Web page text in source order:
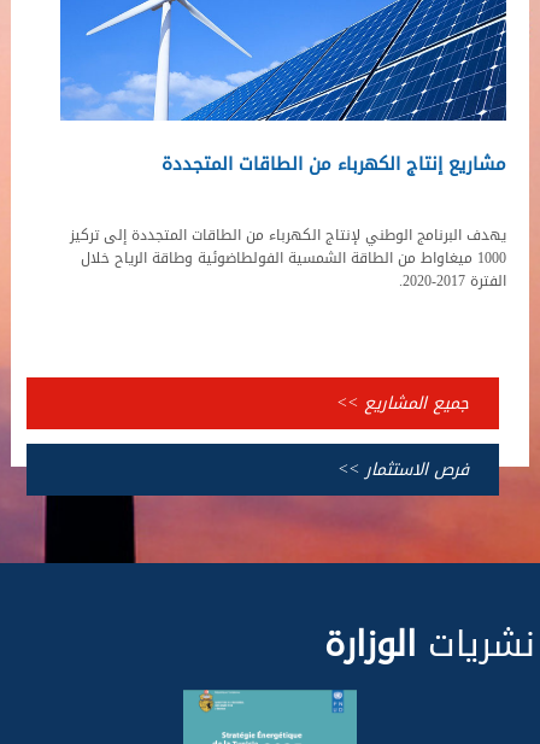
مشاريع إنتاج الكهرباء من الطاقات المتجددة
يهدف البرنامج الوطني لإنتاج الكهرباء من الطاقات المتجددة إلى تركيز
1000 ميغاواط من الطاقة الشمسية الفولطاضوئية وطاقة الرياح خلال
الفترة 2017-2020.
جميع المشاريع >>
فرص الاستثمار >>
نشريات الوزارة